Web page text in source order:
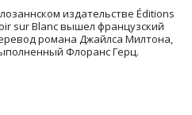
издательстве Éditions
sur Blanc вышел французский
романа Джайлса Милтона,
Флоранс Герц.